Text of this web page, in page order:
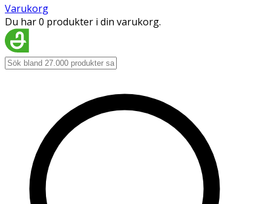
Varukorg
Du har 0 produkter i din varukorg.